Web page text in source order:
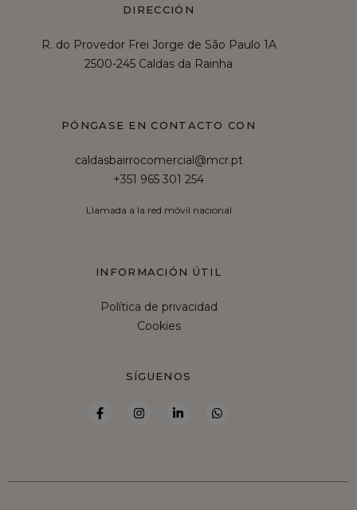
DIRECCIÓN
R. do Provedor Frei Jorge de São Paulo 1A
2500-245 Caldas da Rainha
PÓNGASE EN CONTACTO CON
caldasbairrocomercial@mcr.pt
+351 965 301 254
Llamada a la red móvil nacional
INFORMACIÓN ÚTIL
Política de privacidad
Cookies
SÍGUENOS